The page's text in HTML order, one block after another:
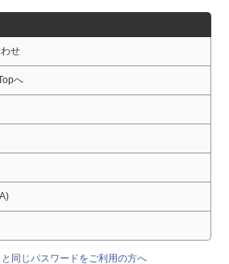
せ
へ
同じパスワードをご利用の方へ